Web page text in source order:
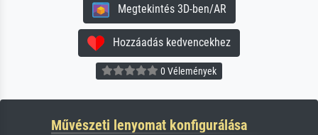
Megtekintés 3D-ben/AR
Hozzáadás kedvencekhez
0 Vélemények
Művészeti lenyomat konfigurálása